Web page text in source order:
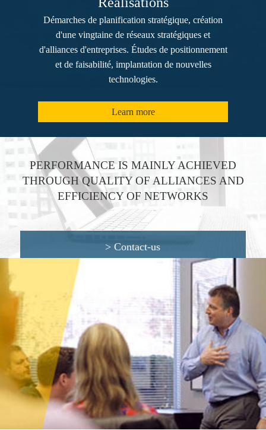
Démarches de planification stratégique, création
d'une vingtaine de réseaux stratégiques et
d'alliances d'entreprises. Études de positionnement
et de faisabilité, implantation de nouvelles
technologies.
Learn more
PERFORMANCE IS MAINLY ACHIEVED
THROUGH QUALITY OF ALLIANCES AND
EFFICIENCY OF NETWORKS
>Contact-us